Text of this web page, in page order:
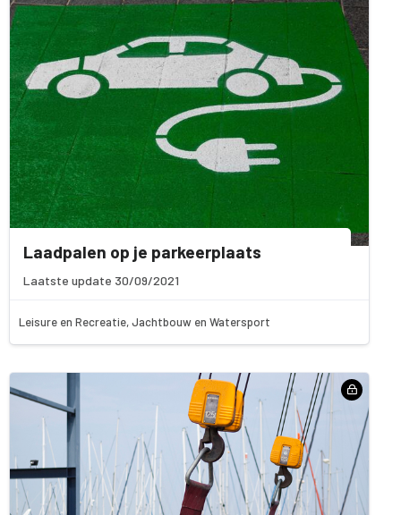
Laadpalen op je parkeerplaats
Laatste update 30/09/2021
Leisure en Recreatie, Jachtbouw en Watersport